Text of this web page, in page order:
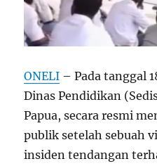
ONELI – Pada tanggal
Dinas Pendidikan
Papua, secara resmi
publik setelah sebuah
insiden tendangan